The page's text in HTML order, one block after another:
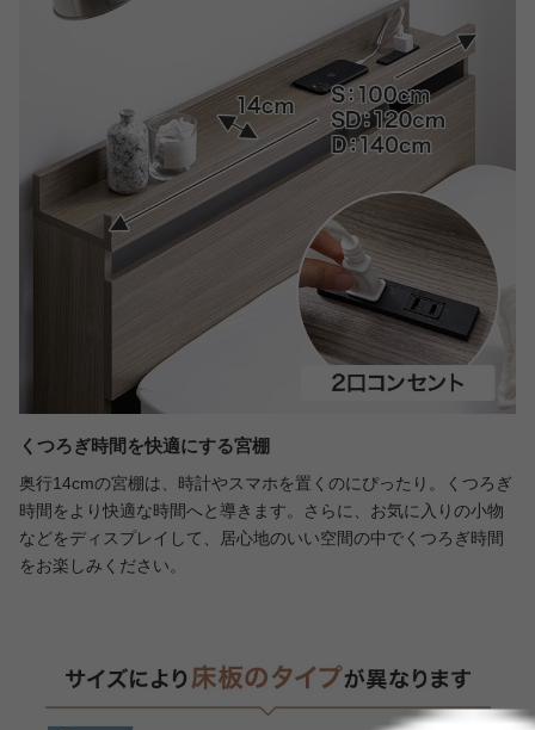
くつろぎ時間を快適にする宮棚
奥行14cmの宮棚は、時計やスマホを置くのにぴったり。くつろぎ
時間をより快適な時間へと導きます。さらに、お気に入りの小物
などをディスプレイして、居心地のいい空間の中でくつろぎ時間
をお楽しみください。